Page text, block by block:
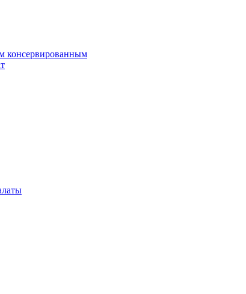
консервированным